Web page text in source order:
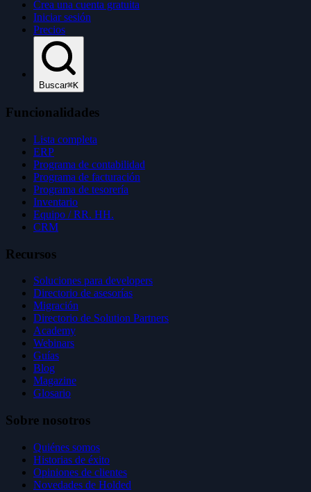
Crea una cuenta gratuita
Iniciar sesión
Precios
Buscar⌘K
Funcionalidades
Lista completa
ERP
Programa de contabilidad
Programa de facturación
Programa de tesorería
Inventario
Equipo / RR. HH.
CRM
Recursos
Soluciones para developers
Directorio de asesorías
Migración
Directorio de Solution Partners
Academy
Webinars
Guías
Blog
Magazine
Glosario
Sobre nosotros
Quiénes somos
Historias de éxito
Opiniones de clientes
Novedades de Holded